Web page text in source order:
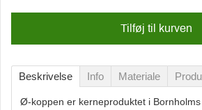
Tilføj til kurven
Beskrivelse Info Materiale
Ø-koppen er kerneproduktet i